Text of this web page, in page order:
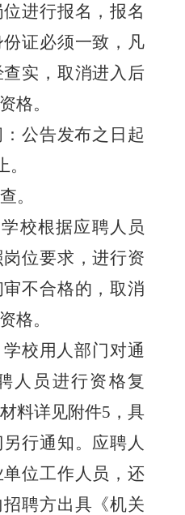
进行报名，报名
证必须一致，凡
实，取消进入后
格。
公告发布之日起
。
。
学校根据应聘人员
位要求，进行资
不合格的，取消
格。
学校用人部门对通
人员 进行资格复
料详见附件5 ， 具
行通知。 应聘人
位工作人员， 还
聘方出具《机关